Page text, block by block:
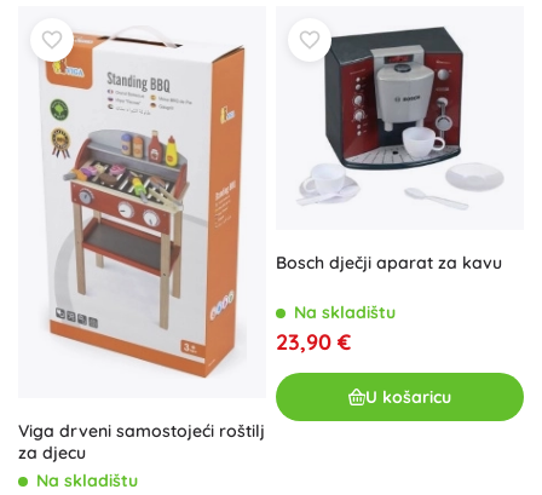
Viga drveni samostojeći roštilj
za djecu
Na skladištu
Bosch dječji aparat za kavu
Na skladištu
23,90 €
U košaricu